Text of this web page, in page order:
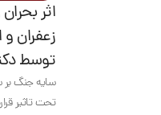
اثر
زعفران و
توسط
سایه جنگ بر
تحت تاثیر